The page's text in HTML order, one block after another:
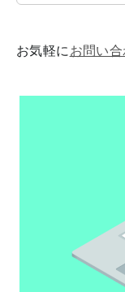
お気軽にお問い